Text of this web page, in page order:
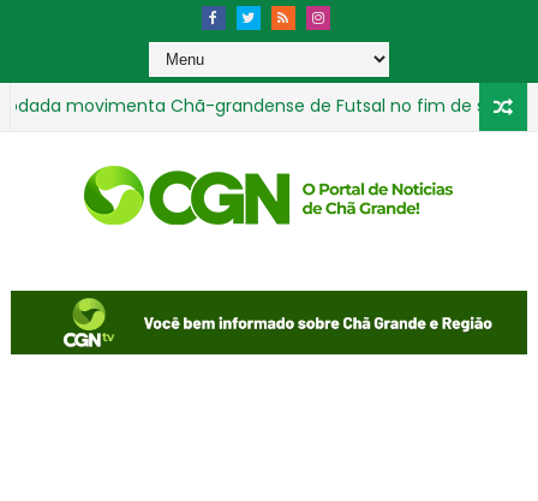
movimenta Chã-grandense de Futsal no fim de semana